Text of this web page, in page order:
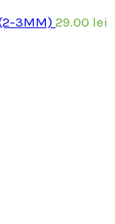
3MM) 29.00 lei